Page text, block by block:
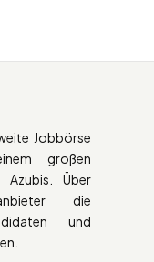
Jobbörse
großen
Über
die
und